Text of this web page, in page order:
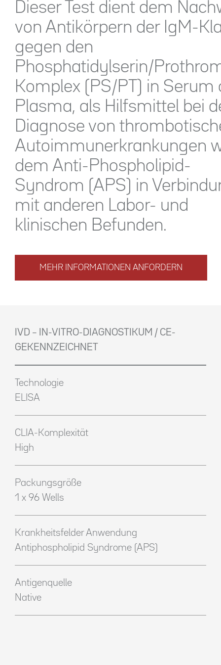
Dieser Test dient dem
von Antikörpern der IgM-
gegen den
Phosphatidylserin/
Komplex (PS/PT) in Serum
Plasma, als Hilfsmittel bei
Diagnose von
Autoimmunerkrankungen
dem Anti-Phospholipid-
Syndrom (APS) in
mit anderen Labor- und
klinischen Befunden.
MEHR INFORMATIONEN ANFORDERN
IVD – IN-VITRO-DIAGNOSTIKUM / CE-
GEKENNZEICHNET
Technologie
ELISA
CLIA-Komplexität
High
Packungsgröße
1 x 96 Wells
Krankheitsfelder Anwendung
Antiphospholipid Syndrome (APS)
Antigenquelle
Native